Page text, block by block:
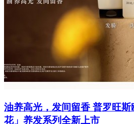
油养高光，发间留香 普罗旺斯
花」养发系列全新上市